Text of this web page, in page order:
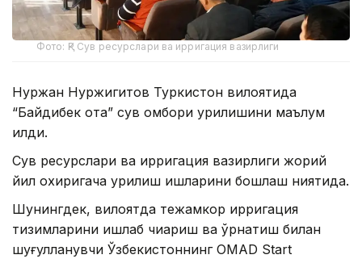
Фото: ҚР Сув ресурслари ва ирригация вазирлиги
Нуржан Нуржигитов Туркистон вилоятида
“Байдибек ота” сув омбори қурилишини маълум
қилди.
Сув ресурслари ва ирригация вазирлиги жорий
йил охиригача қурилиш ишларини бошлаш ниятида.
Шунингдек, вилоятда тежамкор ирригация
тизимларини ишлаб чиқариш ва ўрнатиш билан
шуғулланувчи Ўзбекистоннинг OMAD Start